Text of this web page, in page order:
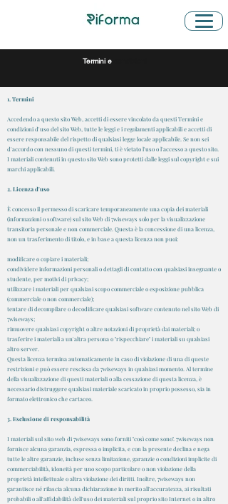
Termini e
1. Termini
Accedendo a questo sito Web, accetti di essere vincolato da questi Termini e
condizioni d'uso del sito Web, tutte le leggi e i regolamenti applicabili e accetti di
essere responsabile del rispetto di qualsiasi legge locale applicabile. Se non sei
d'accordo con nessuno di questi termini, ti è vietato l'uso o l'accesso a questo sito.
I materiali contenuti in questo sito Web sono protetti dalle leggi sul copyright e sui
marchi applicabili.
2. Licenza d'uso
È concesso il permesso di scaricare temporaneamente una copia dei materiali
(informazioni o software) sul sito Web di 7wiseways solo per la visualizzazione
transitoria personale e non commerciale. Questa è la concessione di una licenza,
non un trasferimento di titolo, e in base a questa licenza non puoi:
modificare o copiare i materiali;
condividere informazioni personali o dettagli di contatto con qualsiasi insegnante o
studente, per motivi di privacy;
utilizzare i materiali per qualsiasi scopo commerciale o esposizione pubblica
(commerciale o non commerciale);
tentare di decompilare o decodificare qualsiasi software contenuto nel sito Web di
7wiseways;
rimuovere qualsiasi copyright o altre notazioni di proprietà dai materiali; o
trasferire i materiali a un'altra persona o "rispecchiare" i materiali su qualsiasi
altro server.
Questa licenza termina automaticamente in caso di violazione di una di queste
restrizioni e può essere rescissa da 7wiseways in qualsiasi momento. Al termine
della visualizzazione di questi materiali o alla cessazione di questa licenza, è
necessario distruggere qualsiasi materiale scaricato in proprio possesso, sia in
formato elettronico che cartaceo.
3. Esclusione di responsabilità
I materiali sul sito web di 7wiseways sono forniti "così come sono". 7wiseways non
fornisce alcuna garanzia, espressa o implicita, e con la presente declina e nega
tutte le altre garanzie, incluse senza limitazione, garanzie o condizioni implicite di
commerciabilità, idoneità per uno scopo particolare o non violazione della
proprietà intellettuale o altra violazione dei diritti. Inoltre, 7wiseways non
garantisce né rilascia alcuna dichiarazione in merito all'accuratezza, ai risultati
probabili o all'affidabilità dell'uso dei materiali sul proprio sito Internet o in altro